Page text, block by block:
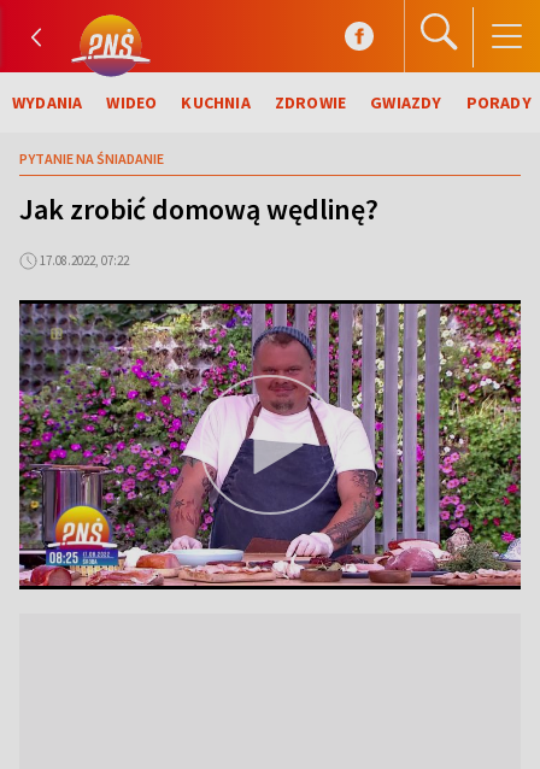
WYDANIA WIDEO KUCHNIA ZDROWIE GWIAZDY PORADY
PYTANIE NA ŚNIADANIE
Jak zrobić domową wędlinę?
17.08.2022, 07:22